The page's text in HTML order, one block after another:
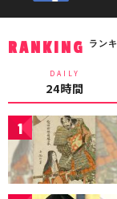
RANKING ラン
DAILY
24時間
1